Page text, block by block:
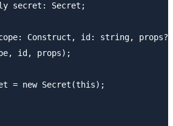
secret: Secret;
Construct, id: string,
id, props);
= new Secret(this);